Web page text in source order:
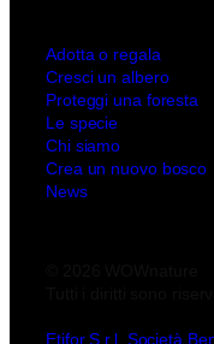
Adotta o regala
Cresci un albero
Proteggi una foresta
Le specie
Chi siamo
Crea un nuovo bosco
News
Etifor S.r.l. Società